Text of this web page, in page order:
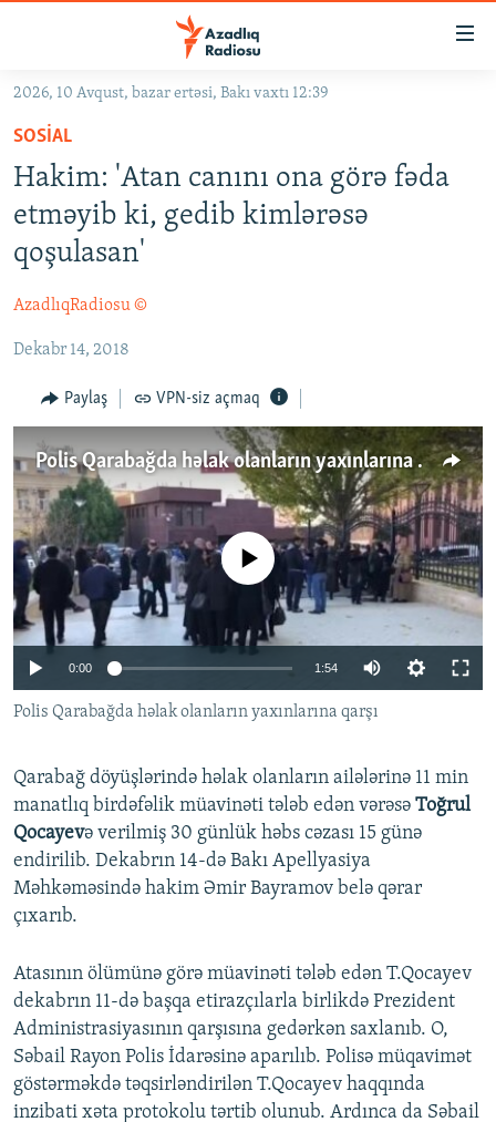
Əsas
qayıt
Əsas
naviqasiyaya
qayıt
Axtarışa
GÜNDƏM
#İZAHLA
KORRUPSIOMETR
#ƏSLINDƏ
QANUNI DOĞRU
ARAŞDIRMA
MULTIMEDIA
FOTOQALEREYA
İNFOQRAFIKA
KARIKATURA
OXU ZALI
AZƏRBAYCAN ƏDƏBIYYATI KITABXANASI
İSLAM VƏ DEMOKRATIYA
İZ - MƏDƏNIYYƏT PROQRAMI
HAQQIMIZDA
MISSIYAMIZ
PEŞƏ ETIKASI VƏ JURNALISTIKA STANDARTLARIMIZ
MATERIALLARIMIZDAN ISTIFADƏ
AZADLIQRADIOSU MOBIL TELEFONUNUZDA
BIZIMLƏ ƏLAQƏ
XƏBƏR BÜLLETENLƏRIMIZ
BIZI IZLƏ
RFE/RL-in bütün saytları
2026, 10 Avqust, bazar ertəsi, Bakı vaxtı 12:39
SOSIAL
Hakim: 'Atan canını ona görə fəda
etməyib ki, gedib kimlərəsə
qoşulasan'
AzadlıqRadiosu ©
Dekabr 14, 2018
Paylaş VPN-siz açmaq
Polis Qarabağda həlak olanların yaxınlarına qarşı
No media source currently available
0:00 1:54
Polis Qarabağda həlak olanların yaxınlarına qarşı
Qarabağ döyüşlərində həlak olanların ailələrinə 11 min
manatlıq birdəfəlik müavinəti tələb edən vərəsə Toğrul
Qocayevə verilmiş 30 günlük həbs cəzası 15 günə
endirilib. Dekabrın 14-də Bakı Apellyasiya
Məhkəməsində hakim Əmir Bayramov belə qərar
çıxarıb.
Atasının ölümünə görə müavinəti tələb edən T.Qocayev
dekabrın 11-də başqa etirazçılarla birlikdə Prezident
Administrasiyasının qarşısına gedərkən saxlanıb. O,
Səbail Rayon Polis İdarəsinə aparılıb. Polisə müqavimət
göstərməkdə təqsirləndirilən T.Qocayev haqqında
inzibati xəta protokolu tərtib olunub. Ardınca da Səbail